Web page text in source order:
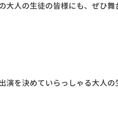
大人の生徒の皆様にも、ぜひ
演を決めていらっしゃる大人